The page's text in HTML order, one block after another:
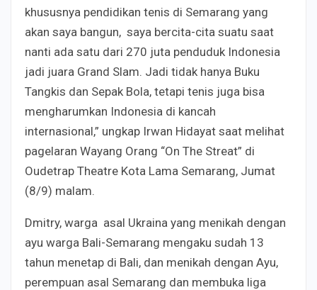
khususnya pendidikan tenis di Semarang yang
akan saya bangun, saya bercita-cita suatu saat
nanti ada satu dari 270 juta penduduk Indonesia
jadi juara Grand Slam. Jadi tidak hanya Buku
Tangkis dan Sepak Bola, tetapi tenis juga bisa
mengharumkan Indonesia di kancah
internasional,” ungkap Irwan Hidayat saat melihat
pagelaran Wayang Orang “On The Streat” di
Oudetrap Theatre Kota Lama Semarang, Jumat
(8/9) malam.
Dmitry, warga asal Ukraina yang menikah dengan
ayu warga Bali-Semarang mengaku sudah 13
tahun menetap di Bali, dan menikah dengan Ayu,
perempuan asal Semarang dan membuka liga